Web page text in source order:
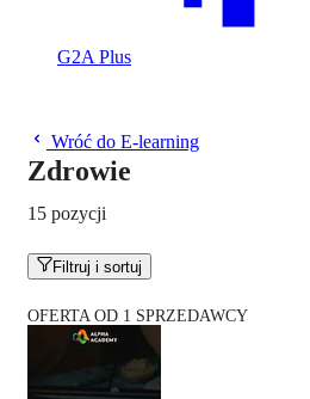
G2A Plus
Wróć do E-learning
Zdrowie
15 pozycji
Filtruj i sortuj
OFERTA OD 1 SPRZEDAWCY